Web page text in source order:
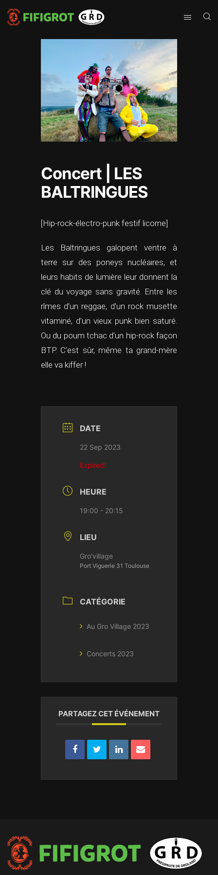
Concert | LES
BALTRINGUES
[Hip-rock-électro-punk festif licorne]
Les Baltringues galopent ventre à
terre sur des poneys nucléaires, et
leurs habits de lumière leur donnent la
clé du voyage sans gravité. Entre les
rîmes d’un reggae, d’un rock musette
vitaminé, d’un vieux punk bien saturé.
Ou du poum tchac d’un hip-rock façon
BTP. C’est sûr, même ta grand-mère
elle va kiffer !
DATE
22 Sep 2023
Expired!
HEURE
19:00 - 20:15
LIEU
Gro'village
Port Viguerie 31 Toulouse
CATÉGORIE
Au Gro Village 2023
Concerts 2023
PARTAGEZ CET ÉVÉNEMENT